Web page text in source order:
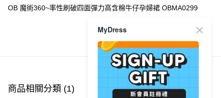
PayMe
每筆HK$40.00，滿HK$350.00或以上免運費
付款後順豐站及營業點
OB 魔術360~率性刷破四面彈力高含棉牛仔孕婦裙 OBMA0299
商品推薦
商品相關分類 (1)
MyDress